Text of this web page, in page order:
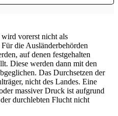
vorerst nicht als
die Ausländerbehörden
auf denen festgehalten
Diese werden dann mit den
Das Durchsetzen der
nicht des Landes. Eine
massiver Druck ist aufgrund
durchlebten Flucht nicht